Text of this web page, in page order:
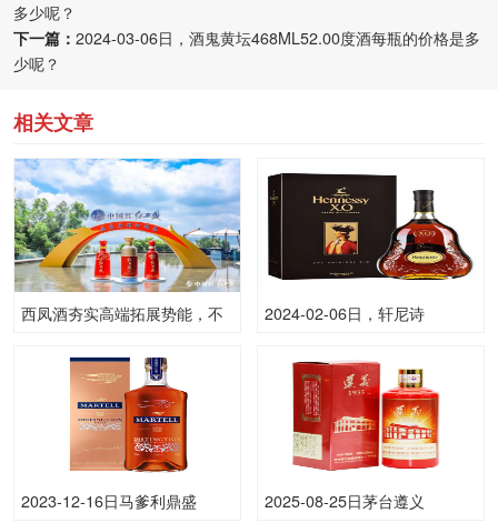
多少呢？
下一篇： 2024-03-06日，酒鬼黄坛468ML52.00度酒每瓶的价格是多
少呢？
相关文章
西凤酒夯实高端拓展势能，不
2024-02-06日，轩尼诗
格是多少呢？
2023-12-16日马爹利鼎盛
2025-08-25日茅台遵义